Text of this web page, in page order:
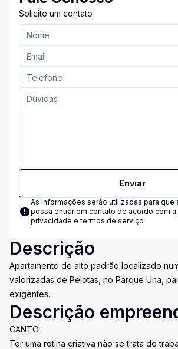
Solicite um contato
Enviar
As informações serão utilizadas para que
possa entrar em contato de acordo com a
privacidade e termos de serviço
Descrição
Apartamento de alto padrão localizado
valorizadas de Pelotas, no Parque Una,
exigentes.
Descrição
CANTO.
Ter uma rotina criativa não se trata de